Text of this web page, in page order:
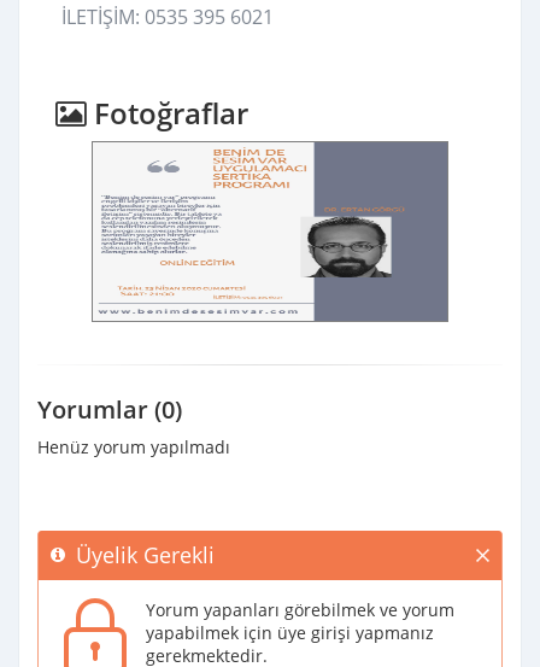
İLETİŞİM: 0535 395 6021
Fotoğraflar
Yorumlar (0)
Henüz yorum yapılmadı
Üyelik Gerekli
Yorum yapanları görebilmek ve yorum
yapabilmek için üye girişi yapmanız
gerekmektedir.